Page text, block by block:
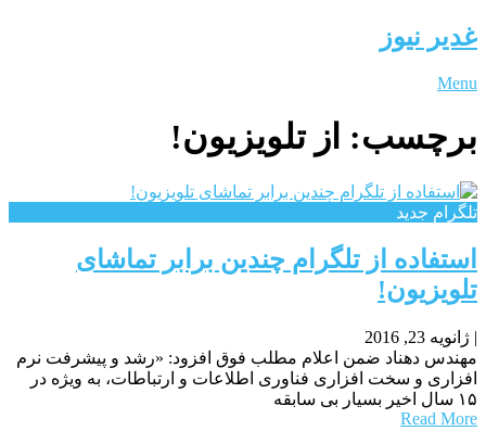
غدیر نیوز
Menu
برچسب: از تلویزیون!
تلگرام جدید
استفاده از تلگرام چندین برابر تماشای
تلویزیون!
| ژانویه 23, 2016
مهندس دهناد ضمن اعلام مطلب فوق افزود: «رشد و پیشرفت نرم
افزاری و سخت افزاری فناوری اطلاعات و ارتباطات، به ویژه در
۱۵ سال اخیر بسیار بی سابقه
Read More